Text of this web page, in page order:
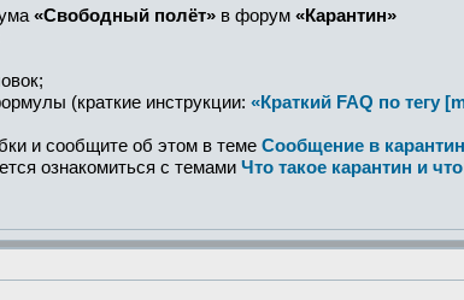
«Свободный полёт» в форум «Карантин»
(краткие инструкции: «Краткий FAQ по тегу
и сообщите об этом в теме Сообщение в
ознакомиться с темами Что такое карантин и